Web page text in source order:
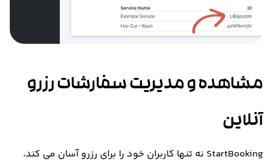
مشاهده و مدیریت سفارشات رزرو
آنلاین
StartBooking نه تنها کاربران خود را برای رزرو آسان می کند،